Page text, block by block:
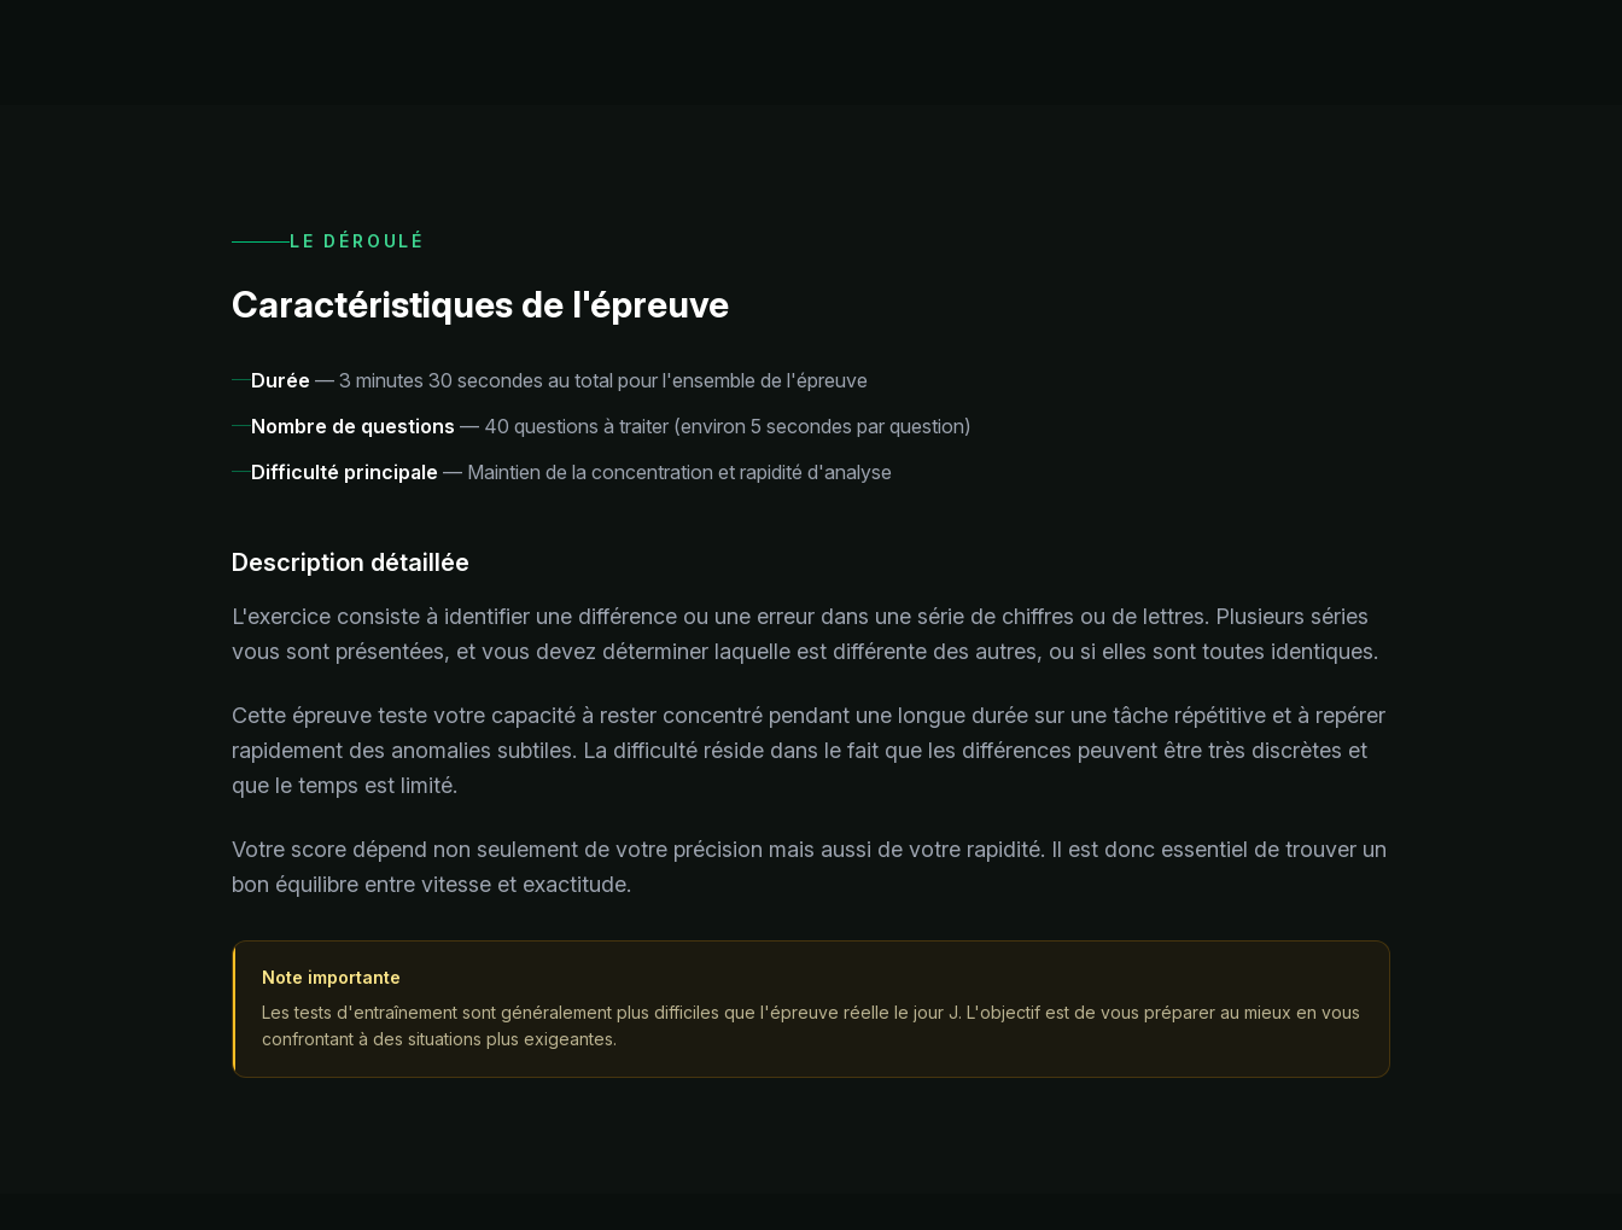
LE DÉROULÉ
Caractéristiques de l'épreuve
Durée — 3 minutes 30 secondes au total pour l'ensemble de l'épreuve
Nombre de questions — 40 questions à traiter (environ 5 secondes par question)
Difficulté principale — Maintien de la concentration et rapidité d'analyse
Description détaillée
L'exercice consiste à identifier une différence ou une erreur dans une série de chiffres ou de lettres. Plusieurs séries
vous sont présentées, et vous devez déterminer laquelle est différente des autres, ou si elles sont toutes identiques.
Cette épreuve teste votre capacité à rester concentré pendant une longue durée sur une tâche répétitive et à repérer
rapidement des anomalies subtiles. La difficulté réside dans le fait que les différences peuvent être très discrètes et
que le temps est limité.
Votre score dépend non seulement de votre précision mais aussi de votre rapidité. Il est donc essentiel de trouver un
bon équilibre entre vitesse et exactitude.
Note importante
Les tests d'entraînement sont généralement plus difficiles que l'épreuve réelle le jour J. L'objectif est de vous préparer au mieux en vous
confrontant à des situations plus exigeantes.